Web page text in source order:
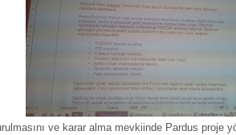
ve karar alma mevkiinde Pardus proje